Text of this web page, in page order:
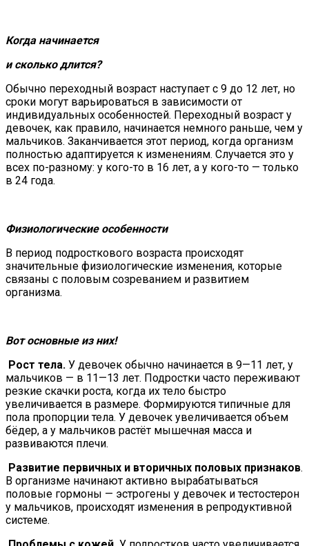
Когда начинается
и сколько длится?
Обычно переходный возраст наступает с 9 до 12 лет, но
сроки могут варьироваться в зависимости от
индивидуальных особенностей. Переходный возраст у
девочек, как правило, начинается немного раньше, чем у
мальчиков. Заканчивается этот период, когда организм
полностью адаптируется к изменениям. Случается это у
всех по-разному: у кого-то в 16 лет, а у кого-то — только
в 24 года.
Физиологические особенности
В период подросткового возраста происходят
значительные физиологические изменения, которые
связаны с половым созреванием и развитием
организма.
Вот основные из них!
Рост тела. У девочек обычно начинается в 9—11 лет, у
мальчиков — в 11—13 лет. Подростки часто переживают
резкие скачки роста, когда их тело быстро
увеличивается в размере. Формируются типичные для
пола пропорции тела. У девочек увеличивается объем
бёдер, а у мальчиков растёт мышечная масса и
развиваются плечи.
Развитие первичных и вторичных половых признаков.
В организме начинают активно вырабатываться
половые гормоны — эстрогены у девочек и тестостерон
у мальчиков, происходят изменения в репродуктивной
системе.